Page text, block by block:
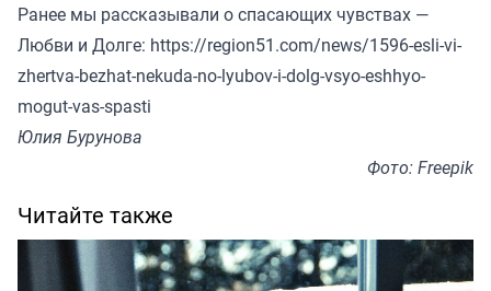
Ранее мы рассказывали о спасающих чувствах —
Любви и Долге: https://region51.com/news/1596-esli-vi-
zhertva-bezhat-nekuda-no-lyubov-i-dolg-vsyo-eshhyo-
mogut-vas-spasti
Юлия Бурунова
Фото: Freepik
Читайте также